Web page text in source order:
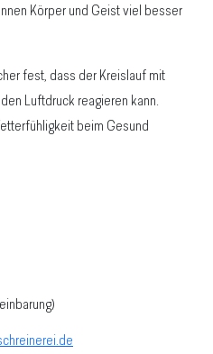
Körper und Geist viel besser
fest, dass der Kreislauf mit
Luftdruck reagieren kann.
beim Gesund